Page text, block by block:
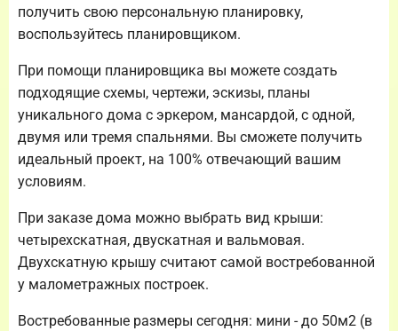
получить свою персональную планировку,
воспользуйтесь планировщиком.
При помощи планировщика вы можете создать
подходящие схемы, чертежи, эскизы, планы
уникального дома с эркером, мансардой, с одной,
двумя или тремя спальнями. Вы сможете получить
идеальный проект, на 100% отвечающий вашим
условиям.
При заказе дома можно выбрать вид крыши:
четырехскатная, двускатная и вальмовая.
Двухскатную крышу считают самой востребованной
у малометражных построек.
Востребованные размеры сегодня: мини - до 50м2 (в